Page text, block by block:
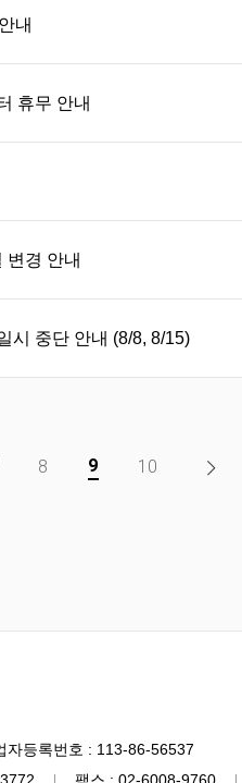
내
휴무 안내
변경 안내
시 중단 안내 (8/8, 8/15)
8 9 10
자등록번호 : 113-86-56537